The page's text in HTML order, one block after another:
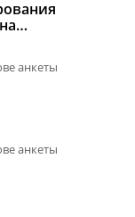
анкеты
анкеты